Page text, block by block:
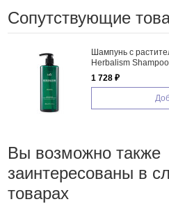
Сопутствующие
Шампунь с
Herbalism
1 728 ₽
Вы возможно также
заинтересованы в
товарах